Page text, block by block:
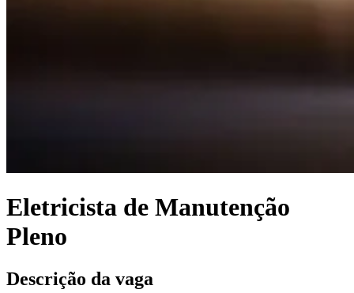
Eletricista de Manutenção
Pleno
Descrição da vaga